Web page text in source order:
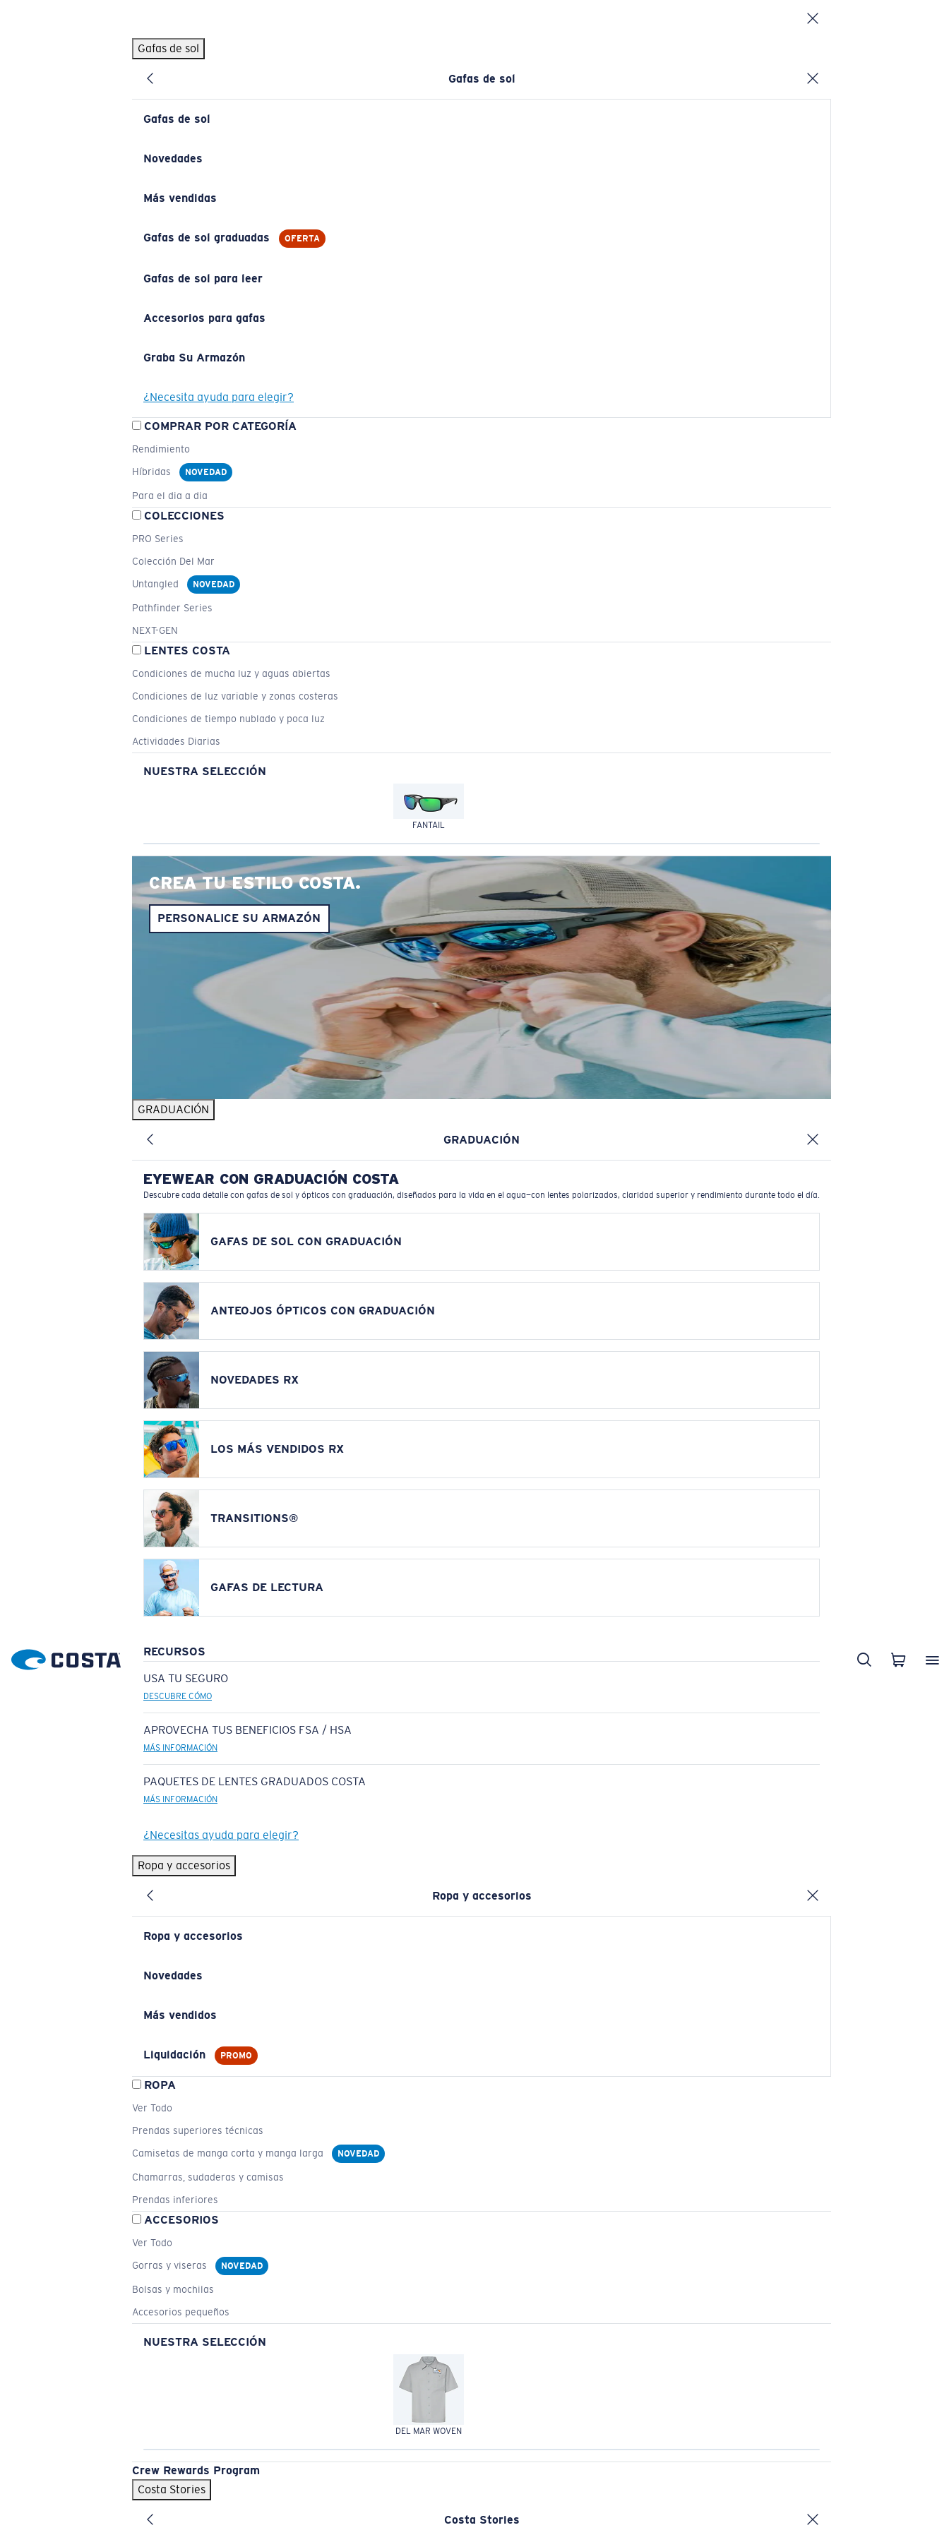
Gafas de sol
Gafas de sol
Gafas de sol
Novedades
Más vendidas
Gafas de sol graduadas OFERTA
Gafas de sol para leer
Accesorios para gafas
Graba Su Armazón
¿Necesita ayuda para elegir?
COMPRAR POR CATEGORÍA
Rendimiento
Híbridas
NOVEDAD
Para el dia a dia
COLECCIONES
PRO Series
Colección Del Mar
Untangled
NOVEDAD
Pathfinder Series
NEXT-GEN
LENTES COSTA
Condiciones de mucha luz y aguas abiertas
Condiciones de luz variable y zonas costeras
Condiciones de tiempo nublado y poca luz
Actividades Diarias
NUESTRA SELECCIÓN
FANTAIL
CREA TU ESTILO COSTA.
PERSONALICE SU ARMAZÓN
GRADUACIÓN
GRADUACIÓN
EYEWEAR CON GRADUACIÓN COSTA
Descubre cada detalle con gafas de sol y ópticos con graduación, diseñados para la vida en el agua—con lentes polarizados, claridad superior y rendimiento durante todo el día.
GAFAS DE SOL CON GRADUACIÓN
ANTEOJOS ÓPTICOS CON GRADUACIÓN
NOVEDADES RX
LOS MÁS VENDIDOS RX
TRANSITIONS®
GAFAS DE LECTURA
RECURSOS
USA TU SEGURO
DESCUBRE CÓMO
APROVECHA TUS BENEFICIOS FSA / HSA
MÁS INFORMACIÓN
PAQUETES DE LENTES GRADUADOS COSTA
MÁS INFORMACIÓN
¿Necesitas ayuda para elegir?
Ropa y accesorios
Ropa y accesorios
Ropa y accesorios
Novedades
Más vendidos
Liquidación PROMO
ROPA
Ver Todo
Prendas superiores técnicas
Camisetas de manga corta y manga larga
NOVEDAD
Chamarras, sudaderas y camisas
Prendas inferiores
ACCESORIOS
Ver Todo
Gorras y viseras
NOVEDAD
Bolsas y mochilas
Accesorios pequeños
NUESTRA SELECCIÓN
DEL MAR WOVEN
Crew Rewards Program
Costa Stories
Costa Stories
BÚSQUEDAS POPULARES
Pilothouse PRO Limited Edition Pack
Gafas de sol personalizadas
Los más vendidos de gafas de sol